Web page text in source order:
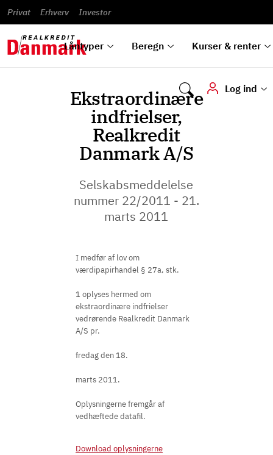
Privat Erhverv Investor
Låntyper Beregn Kurser & renter
Log ind
til bolig
Alle
låntyper
omlægning
Se alle
beregnere
Renteprognose
Bestil
kursovervågning
rentetilpasning
vilkår
Blanketter
Samarbejdspartnere
guides
hvad
vi kan
tilbyde
Ekstraordinære
indfrielser,
Realkredit
Danmark A/S
Selskabsmeddelelse
nummer 22/2011 - 21.
marts 2011
I medfør af lov om
værdipapirhandel § 27a, stk.
1 oplyses hermed om
ekstraordinære indfrielser
vedrørende Realkredit Danmark
A/S pr.
fredag den 18.
marts 2011.
Oplysningerne fremgår af
vedhæftede datafil.
Download oplysningerne